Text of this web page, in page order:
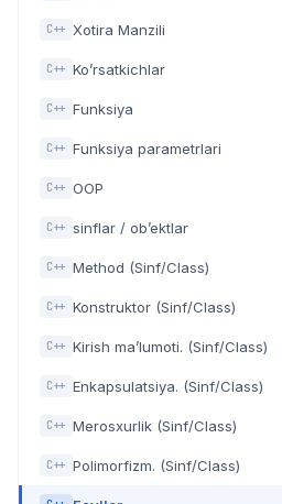
C++ Xotira Manzili
C++ Ko’rsatkichlar
C++ Funksiya
C++ Funksiya parametrlari
C++ OOP
C++ sinflar / ob’ektlar
C++ Method (Sinf/Class)
C++ Konstruktor (Sinf/Class)
C++ Kirish ma’lumoti. (Sinf/Class)
C++ Enkapsulatsiya. (Sinf/Class)
C++ Merosxurlik (Sinf/Class)
C++ Polimorfizm. (Sinf/Class)